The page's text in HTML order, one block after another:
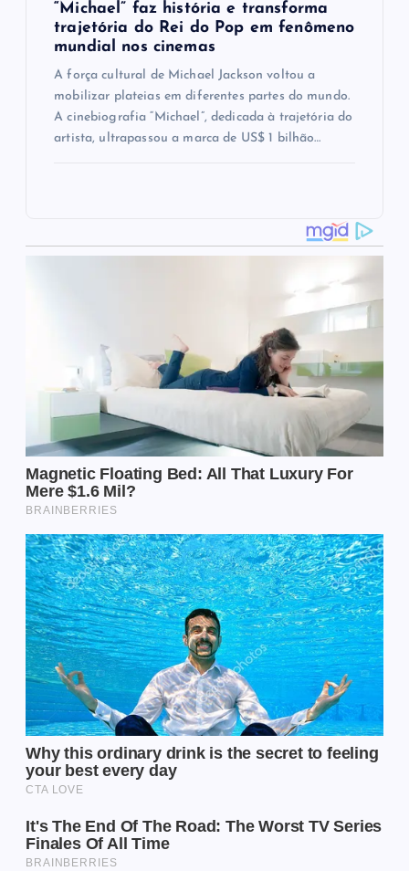
“Michael” faz história e transforma
trajetória do Rei do Pop em fenômeno
mundial nos cinemas
A força cultural de Michael Jackson voltou a
mobilizar plateias em diferentes partes do mundo.
A cinebiografia “Michael”, dedicada à trajetória do
artista, ultrapassou a marca de US$ 1 bilhão…